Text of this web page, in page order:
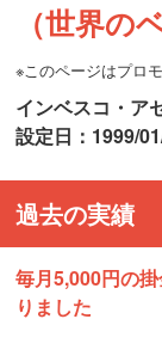
（世界の
※このページはプロ
インベスコ・ア
設定日：1999/
過去の実績
毎月5,000円の
りました